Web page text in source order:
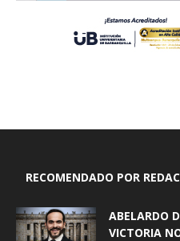
RECOMENDADO POR
ABELARDO
VICTORIA